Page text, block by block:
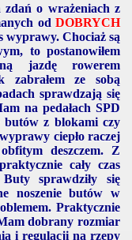
o wrażeniach z
od DOBRYCH
wyprawy. Chociaż są
to postanowiłem
jazdę rowerem
zabrałem ze sobą
sprawdzają się
na pedałach SPD
butów z blokami czy
ciepło raczej
deszczem. Z
cały czas
sprawdziły się
noszenie butów w
Praktycznie
dobrany rozmiar
i regulacji na rzepy